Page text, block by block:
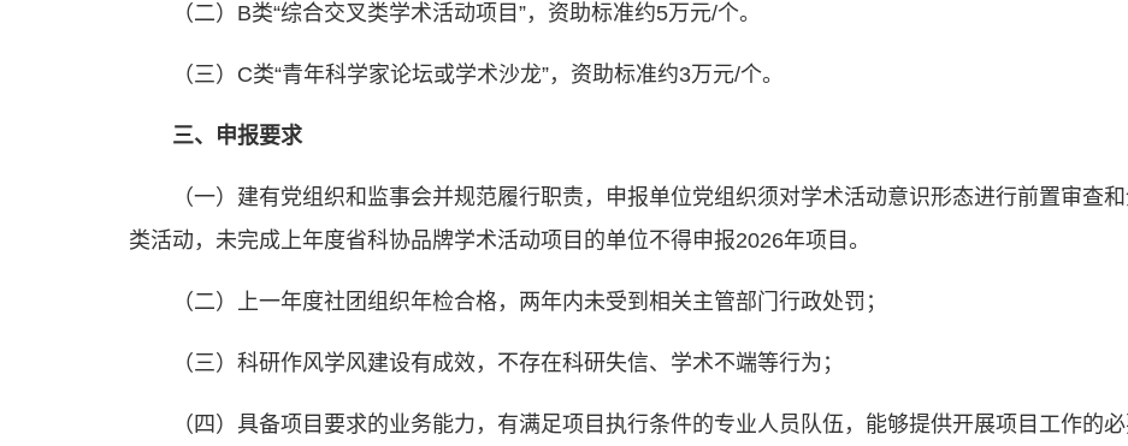
（二）B类“综合交叉类学术活动项目”，资助标准约5万元/个。
（三）C类“青年科学家论坛或学术沙龙”，资助标准约3万元/个。
三、申报要求
（一）建有党组织和监事会并规范履行职责，申报单位党组织须对学术活动意识形态进行前置审查
类活动，未完成上年度省科协品牌学术活动项目的单位不得申报2026年项目。
（二）上一年度社团组织年检合格，两年内未受到相关主管部门行政处罚；
（三）科研作风学风建设有成效，不存在科研失信、学术不端等行为；
（四）具备项目要求的业务能力，有满足项目执行条件的专业人员队伍，能够提供开展项目工作的必